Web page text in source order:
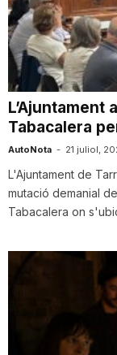
i
u
t
a
t
L’Ajuntament
Tabacalera
AutoNota - 21 juliol,
L'Ajuntament de
mutació demanial
Tabacalera on